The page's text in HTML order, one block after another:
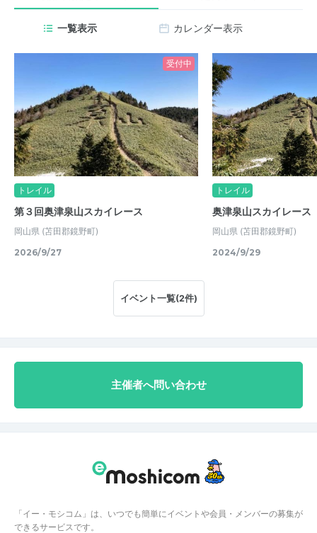
一覧表示 カレンダー表示
受付中
トレイル
第３回奥津泉山スカイレース
岡山県 (苫田郡鏡野町)
2026/9/27
トレイル
奥津泉山スカイレース
岡山県 (苫田郡鏡野町)
2024/9/29
イベント一覧(2件)
主催者へ問い合わせ
「イー・モシコム」は、いつでも簡単にイベントや会員・メンバーの募集が
できるサービスです。